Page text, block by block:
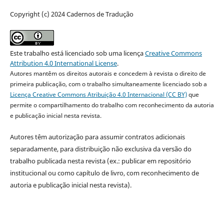
Copyright (c) 2024 Cadernos de Tradução
Este trabalho está licenciado sob uma licençaCreative Commons
Attribution 4.0 International License.
Autores mantêm os direitos autorais e concedem à revista o direito de
primeira publicação, com o trabalho simultaneamente licenciado sob a
Licença Creative Commons Atribuição 4.0 Internacional (CC BY)que
permite o compartilhamento do trabalho com reconhecimento da autoria
e publicação inicial nesta revista.
Autores têm autorização para assumir contratos adicionais
separadamente, para distribuição não exclusiva da versão do
trabalho publicada nesta revista (ex.: publicar em repositório
institucional ou como capítulo de livro, com reconhecimento de
autoria e publicação inicial nesta revista).